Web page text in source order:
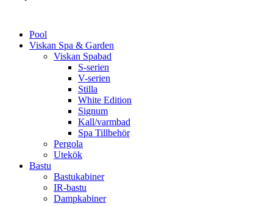
Pool
Viskan Spa & Garden
Viskan Spabad
S-serien
V-serien
Stilla
White Edition
Signum
Kall/varmbad
Spa Tillbehör
Pergola
Utekök
Bastu
Bastukabiner
IR-bastu
Dampkabiner